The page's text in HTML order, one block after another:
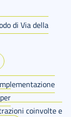
di Via della
coinvolte e